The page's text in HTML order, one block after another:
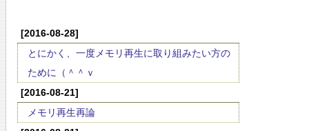
[2016-08-28]
とにかく、一度メモリ再生に取り組みたい方の
ために（＾＾ｖ
[2016-08-21]
メモリ再生再論